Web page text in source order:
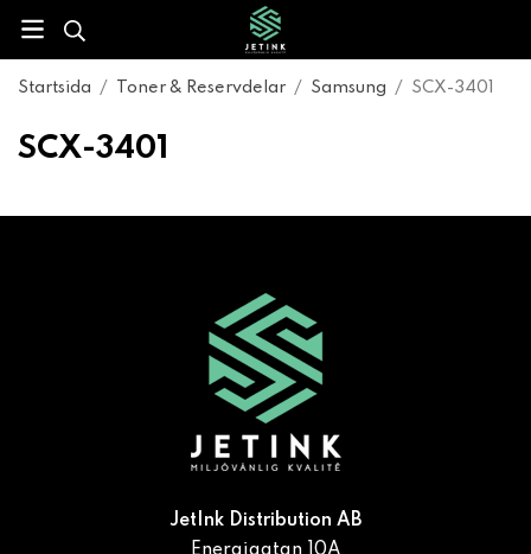
Startsida / Toner & Reservdelar / Samsung / SCX-3401
SCX-3401
JetInk Distribution AB